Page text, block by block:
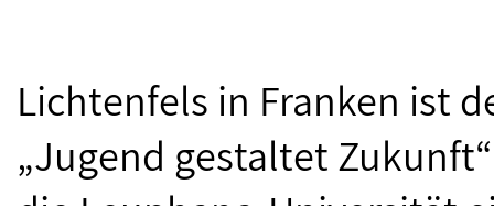
Lichtenfels in Franken ist
„Jugend gestaltet